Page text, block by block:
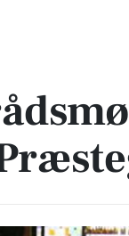
Præstegård